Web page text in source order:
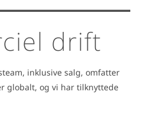
drift
inklusive salg, omfatter
globalt, og vi har tilknyttede